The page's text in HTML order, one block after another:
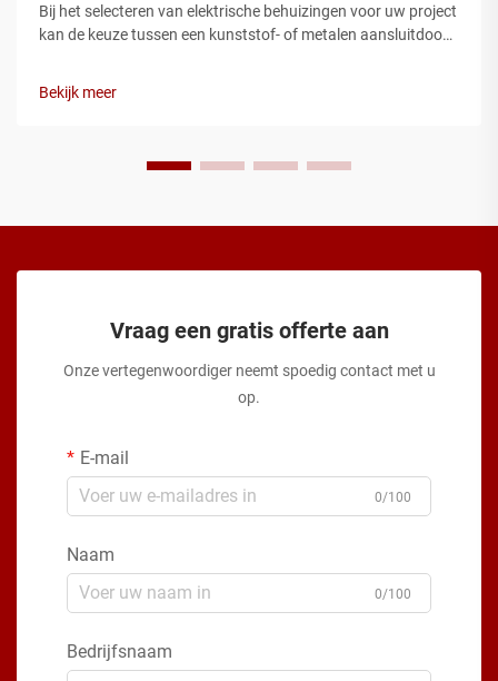
Bij het selecteren van elektrische behuizingen voor uw project
kan de keuze tussen een kunststof- of metalen aansluitdoos
beschermende behuizing voor elektrische aansluitingen,
Bekijk meer
Vraag een gratis offerte aan
Onze vertegenwoordiger neemt spoedig contact met u
op.
E-mail
0/100
Naam
0/100
Bedrijfsnaam